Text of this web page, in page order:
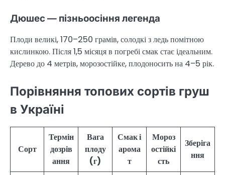
Дюшес — пізньоосіння легенда
Плоди великі, 170–250 грамів, солодкі з ледь помітною
кислинкою. Після 1,5 місяця в погребі смак стає ідеальним.
Дерево до 4 метрів, морозостійке, плодоносить на 4–5 рік.
Порівняння топових сортів груш
в Україні
Сорт
Термін
дозрів
ання
Вага
плоду
(г)
Смак і
арома
т
Мороз
остійкі
сть
Зберіга
ння